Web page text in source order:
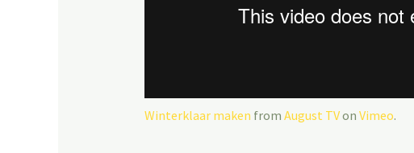
Winterklaar maken from August TVon Vimeo.